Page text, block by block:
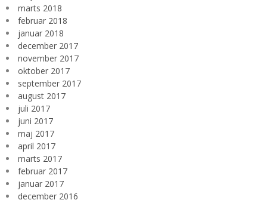
marts 2018
februar 2018
januar 2018
december 2017
november 2017
oktober 2017
september 2017
august 2017
juli 2017
juni 2017
maj 2017
april 2017
marts 2017
februar 2017
januar 2017
december 2016